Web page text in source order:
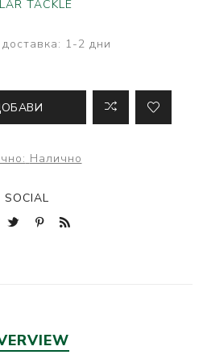
TACKLE
1-2 дни
Налично
SOCIAL